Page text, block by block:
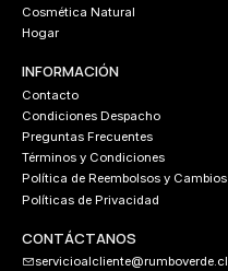
Cosmética Natural
Hogar
INFORMACIÓN
Contacto
Condiciones Despacho
Preguntas Frecuentes
Términos y Condiciones
Política de Reembolsos y Cambios
Políticas de Privacidad
CONTÁCTANOS
servicioalcliente@rumboverde.cl